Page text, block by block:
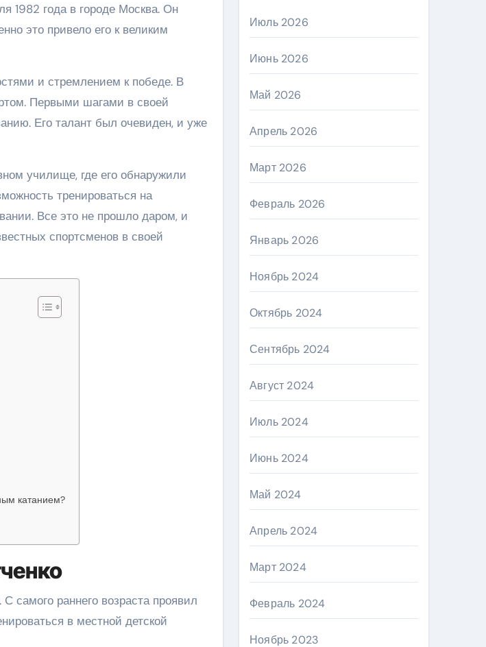
1982 года в городе Москва. Он
это привело его к великим
и стремлением к победе. В
Первыми шагами в своей
Его талант был очевиден, и уже
училище, где его обнаружили
тренироваться на
Все это не прошло даром, и
спортсменов в своей
катанием?
самого раннего возраста проявил
в местной детской
Июль 2026
Июнь 2026
Май 2026
Апрель 2026
Март 2026
Февраль 2026
Январь 2026
Ноябрь 2024
Октябрь 2024
Сентябрь 2024
Август 2024
Июль 2024
Июнь 2024
Май 2024
Апрель 2024
Март 2024
Февраль 2024
Ноябрь 2023